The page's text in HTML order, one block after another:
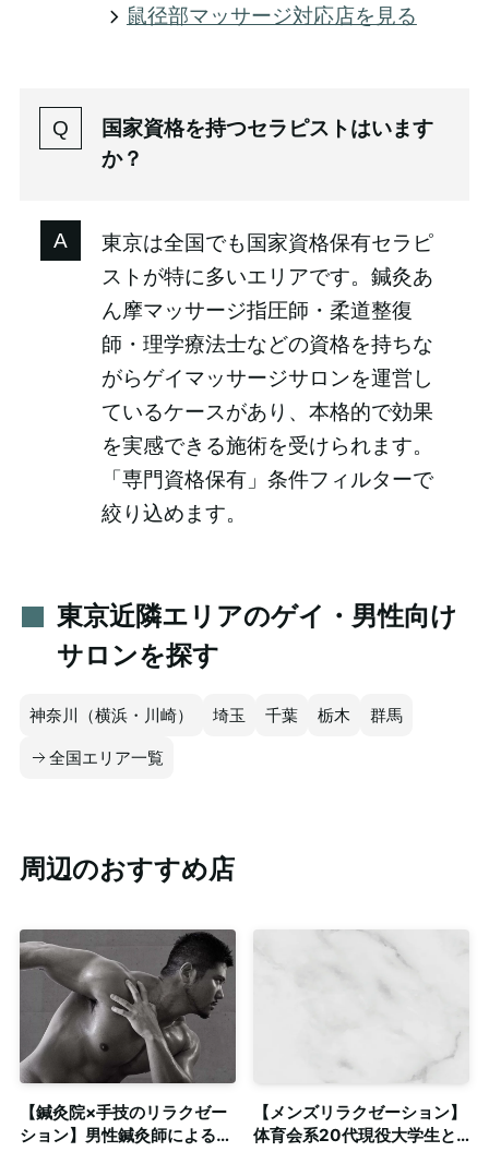
鼠径部マッサージ対応店を見る
国家資格を持つセラピストはいます
か？
東京は全国でも国家資格保有セラピ
ストが特に多いエリアです。鍼灸あ
ん摩マッサージ指圧師・柔道整復
師・理学療法士などの資格を持ちな
がらゲイマッサージサロンを運営し
ているケースがあり、本格的で効果
を実感できる施術を受けられます。
「専門資格保有」条件フィルターで
絞り込めます。
東京近隣エリアのゲイ・男性向け
サロンを探す
神奈川（横浜・川崎） 埼玉 千葉 栃木 群馬
全国エリア一覧
周辺のおすすめ店
【鍼灸院×手技のリラクゼー
ション】男性鍼灸師による深
【メンズリラクゼーション】
体育会系20代現役大学生と